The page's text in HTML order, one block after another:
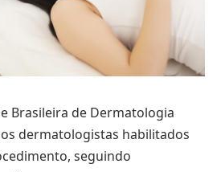
Brasileira de Dermatologia
dermatologistas habilitados
seguindo